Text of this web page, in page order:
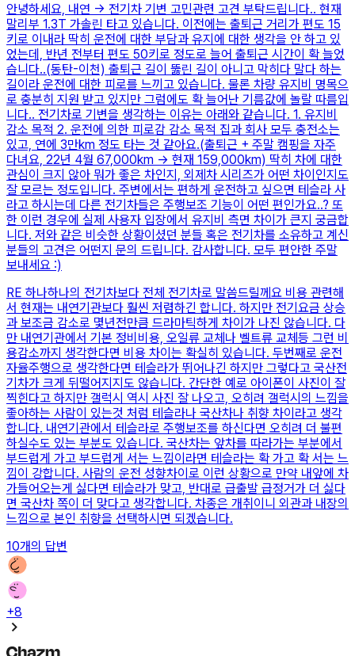
안녕하세요, 내연 -> 전기차 기변 고민관련 고견 부탁드립니다.. 현재
말리부 1.3T 가솔린 타고 있습니다. 이전에는 출퇴근 거리가 편도 15
키로 이내라 딱히 운전에 대한 부담과 유지에 대한 생각을 안 하고 있
었는데, 반년 전부터 편도 50키로 정도로 늘어 출퇴근 시간이 확 늘었
습니다..(동탄-이천) 출퇴근 길이 뚫린 길이 아니고 막히다 말다 하는
길이라 운전에 대한 피로를 느끼고 있습니다. 물론 차량 유지비 명목으
로 충분히 지원 받고 있지만 그럼에도 확 늘어난 기름값에 놀랄 따름입
니다.. 전기차로 기변을 생각하는 이유는 아래와 같습니다. 1. 유지비
감소 목적 2. 운전에 의한 피로감 감소 목적 집과 회사 모두 충전소는
있고, 연에 3만km 정도 타는 것 같아요.(출퇴근 + 주말 캠핑을 자주
다녀요, 22년 4월 67,000km -> 현재 159,000km) 딱히 차에 대한
관심이 크지 않아 뭐가 좋은 차인지, 외제차 시리즈가 어떤 차이인지도
잘 모르는 정도입니다. 주변에서는 편하게 운전하고 싶으면 테슬라 사
라고 하시는데 다른 전기차들은 주행보조 기능이 어떤 편인가요..? 또
한 이런 경우에 실제 사용자 입장에서 유지비 측면 차이가 큰지 궁금합
니다. 저와 같은 비슷한 상황이셨던 분들 혹은 전기차를 소유하고 계신
분들의 고견은 어떤지 문의 드립니다. 감사합니다. 모두 편안한 주말
보내세요 :)
RE 하나하나의 전기차보다 전체 전기차로 말씀드릴께요 비용 관련해
서 현재는 내연기관보다 훨씬 저렴하긴 합니다. 하지만 전기요금 상승
과 보조금 감소로 몇년전만큼 드라마틱하게 차이가 나진 않습니다. 다
만 내연기관에서 기본 정비비용, 오일류 교체나 벨트류 교체등 그런 비
용감소까지 생각한다면 비용 차이는 확실히 있습니다. 두번째로 운전
자율주행으로 생각한다면 테슬라가 뛰어나긴 하지만 그렇다고 국산전
기차가 크게 뒤떨어지지도 않습니다. 간단한 예로 아이폰이 사진이 잘
찍힌다고 하지만 갤럭시 역시 사진 잘 나오고, 오히려 갤럭시의 느낌을
좋아하는 사람이 있는것 처럼 테슬라나 국산차나 취향 차이라고 생각
합니다. 내연기관에서 테슬라로 주행보조를 하신다면 오히려 더 불편
하실수도 있는 부분도 있습니다. 국산차는 앞차를 따라가는 부분에서
부드럽게 가고 부드럽게 서는 느낌이라면 테슬라는 확 가고 확 서는 느
낌이 강합니다. 사람의 운전 성향차이로 이런 상황으로 만약 내앞에 차
가들어오는게 싫다면 테슬라가 맞고, 반대로 급출발 급정거가 더 싫다
면 국산차 쪽이 더 맞다고 생각합니다. 차종은 개취이니 외관과 내장의
느낌으로 본인 취향을 선택하시면 되겠습니다.
10개의 답변
+8